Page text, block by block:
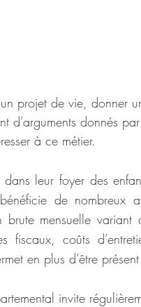
projet de vie, donner
donnés
à ce métier.
leur foyer des
de nombreux
brute mensuelle
coûts
en plus d’être
invite